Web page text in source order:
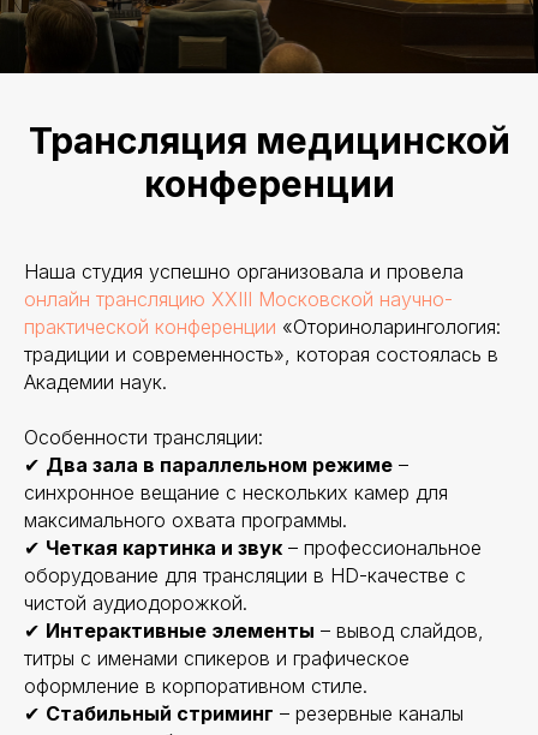
Трансляция медицинской
конференции
Наша студия успешно организовала и провела
онлайн трансляцию XXIII Московской научно-
практической конференции «Оториноларингология:
традиции и современность», которая состоялась в
Академии наук.
Особенности трансляции:
✔ Два зала в параллельном режиме –
синхронное вещание с нескольких камер для
максимального охвата программы.
✔ Четкая картинка и звук – профессиональное
оборудование для трансляции в HD-качестве с
чистой аудиодорожкой.
✔ Интерактивные элементы – вывод слайдов,
титры с именами спикеров и графическое
оформление в корпоративном стиле.
✔ Стабильный стриминг – резервные каналы